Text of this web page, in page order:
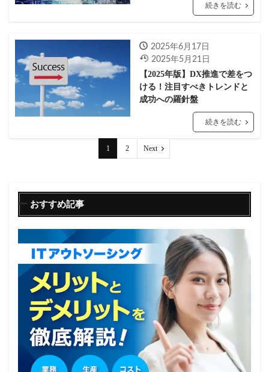
続きを読む
2025年6月17日
2025年5月21日
【2025年版】DX推進で差をつ
ける！注目すべきトレンドと
成功への羅針盤
続きを読む
1 2 Next
おすすめ記事